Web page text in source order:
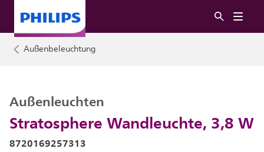
Außenbeleuchtung
Stratosphere Wandleuchte, 3,8 W
Außenleuchten
8720169257313